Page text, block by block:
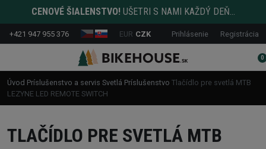
CENOVÉ ŠIALENSTVO! UŠETRI S NAMI KAŽDÝ DEŇ...
+421 947 955 376 EUR CZK Prihlásenie Registrácia
0
Úvod Príslušenstvo a servis Svetlá Príslušenstvo Tlačídlo pre svetlá MTB
LEZYNE LED REMOTE SWITCH
TLAČÍDLO PRE SVETLÁ MTB